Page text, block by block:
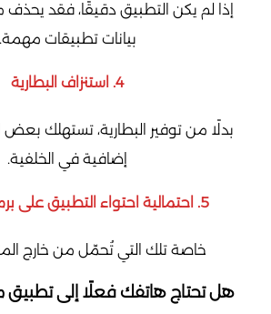
إذا لم يكن التطبيق دقيقًا، فقد يحذف
بيانات تطبيقات مهمة.
4. استنزاف البطارية
بدلًا من توفير البطارية، تستهلك
إضافية في الخلفية.
5. احتمالية احتواء التطبيق على برمجيات خبيثة
خاصة تلك التي تُحمّل من خارج
هل تحتاج هاتفك فعلًا إلى